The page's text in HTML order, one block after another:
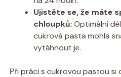
Ujistěte se, že máte
chloupků: Optimální
cukrová pasta mohla
vytáhnout je.
Při práci s cukrovou pastou si